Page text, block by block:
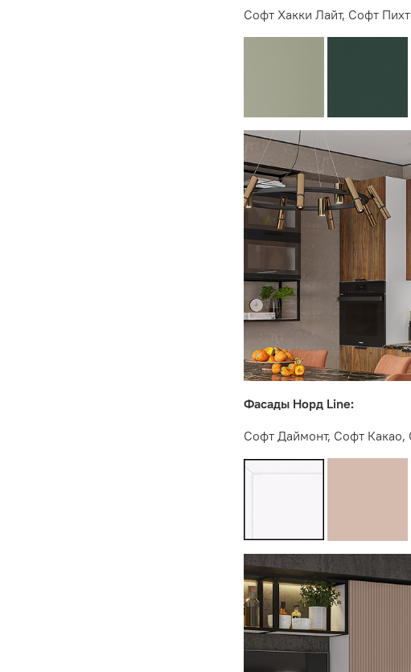
Софт Хакки Лайт, Софт
Фасады Норд Line:
Софт Даймонт, Софт